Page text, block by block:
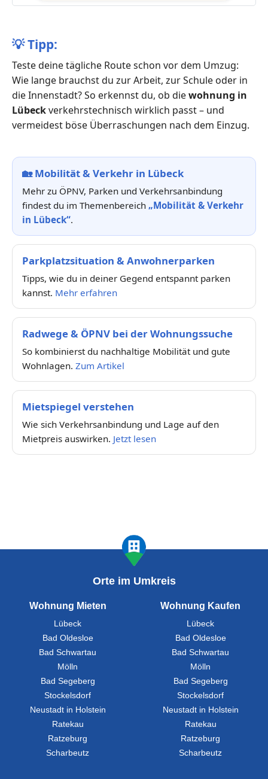
💡Tipp:
Teste deine tägliche Route schon vor dem Umzug:
Wie lange brauchst du zur Arbeit, zur Schule oder in
die Innenstadt? So erkennst du, ob diewohnung in
Lübeckverkehrstechnisch wirklich passt – und
vermeidest böse Überraschungen nach dem Einzug.
🏡Mobilität & Verkehr in Lübeck
Mehr zu ÖPNV, Parken und Verkehrsanbindung
findest du im Themenbereich „Mobilität & Verkehr
in Lübeck“.
Parkplatzsituation & Anwohnerparken
Tipps, wie du in deiner Gegend entspannt parken
kannst. Mehr erfahren
Radwege & ÖPNV bei der Wohnungssuche
So kombinierst du nachhaltige Mobilität und gute
Wohnlagen. Zum Artikel
Mietspiegel verstehen
Wie sich Verkehrsanbindung und Lage auf den
Mietpreis auswirken. Jetzt lesen
Orte im Umkreis
Wohnung Mieten
Lübeck
Bad Oldesloe
Bad Schwartau
Mölln
Bad Segeberg
Stockelsdorf
Neustadt in Holstein
Ratekau
Ratzeburg
Scharbeutz
Wohnung Kaufen
Lübeck
Bad Oldesloe
Bad Schwartau
Mölln
Bad Segeberg
Stockelsdorf
Neustadt in Holstein
Ratekau
Ratzeburg
Scharbeutz